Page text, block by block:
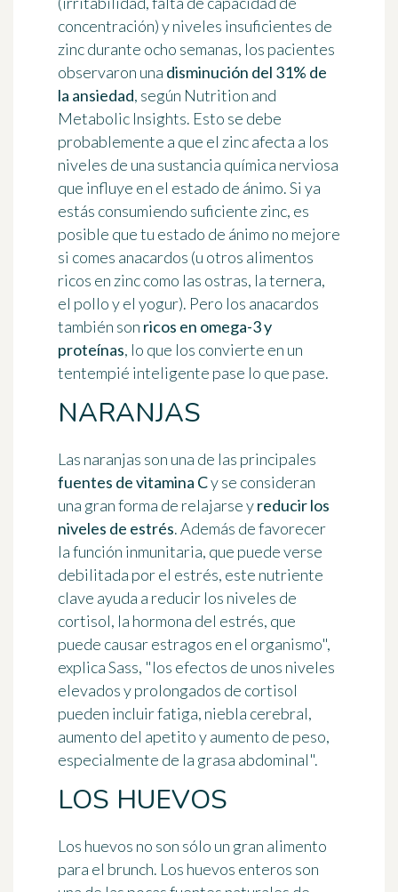
concentración) y niveles insuficientes de
zinc durante ocho semanas, los pacientes
observaron una disminución del 31% de
la ansiedad, según Nutrition and
Metabolic Insights. Esto se debe
probablemente a que el zinc afecta a los
niveles de una sustancia química nerviosa
que influye en el estado de ánimo. Si ya
estás consumiendo suficiente zinc, es
posible que tu estado de ánimo no mejore
si comes anacardos (u otros alimentos
ricos en zinc como las ostras, la ternera,
el pollo y el yogur). Pero los anacardos
también son ricos en omega-3 y
proteínas, lo que los convierte en un
tentempié inteligente pase lo que pase.
NARANJAS
Las naranjas son una de las principales
fuentes de vitamina Cy se consideran
una gran forma de relajarse yreducir los
niveles de estrés. Además de favorecer
la función inmunitaria, que puede verse
debilitada por el estrés, este nutriente
clave ayuda a reducir los niveles de
cortisol, la hormona del estrés, que
puede causar estragos en el organismo",
explica Sass, "los efectos de unos niveles
elevados y prolongados de cortisol
pueden incluir fatiga, niebla cerebral,
aumento del apetito y aumento de peso,
especialmente de la grasa abdominal".
LOS HUEVOS
Los huevos no son sólo un gran alimento
para el brunch. Los huevos enteros son